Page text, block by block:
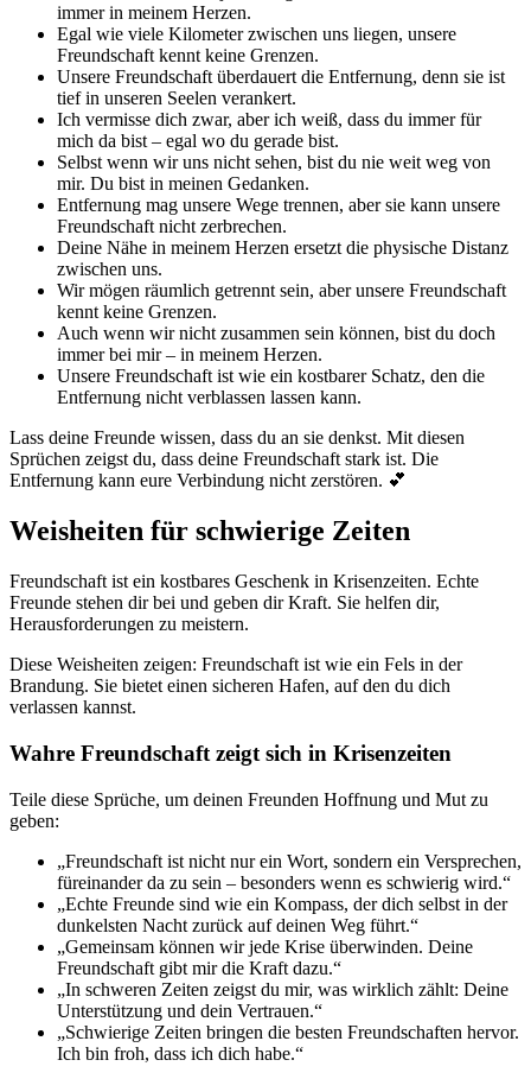
immer in meinem Herzen.
Egal wie viele Kilometer zwischen uns liegen, unsere
Freundschaft kennt keine Grenzen.
Unsere Freundschaft überdauert die Entfernung, denn sie ist
tief in unseren Seelen verankert.
Ich vermisse dich zwar, aber ich weiß, dass du immer für
mich da bist – egal wo du gerade bist.
Selbst wenn wir uns nicht sehen, bist du nie weit weg von
mir. Du bist in meinen Gedanken.
Entfernung mag unsere Wege trennen, aber sie kann unsere
Freundschaft nicht zerbrechen.
Deine Nähe in meinem Herzen ersetzt die physische Distanz
zwischen uns.
Wir mögen räumlich getrennt sein, aber unsere Freundschaft
kennt keine Grenzen.
Auch wenn wir nicht zusammen sein können, bist du doch
immer bei mir – in meinem Herzen.
Unsere Freundschaft ist wie ein kostbarer Schatz, den die
Entfernung nicht verblassen lassen kann.
Lass deine Freunde wissen, dass du an sie denkst. Mit diesen
Sprüchen zeigst du, dass deine Freundschaft stark ist. Die
Entfernung kann eure Verbindung nicht zerstören. 💕
Weisheiten für schwierige Zeiten
Freundschaft ist ein kostbares Geschenk in Krisenzeiten. Echte
Freunde stehen dir bei und geben dir Kraft. Sie helfen dir,
Herausforderungen zu meistern.
Diese Weisheiten zeigen: Freundschaft ist wie ein Fels in der
Brandung. Sie bietet einen sicheren Hafen, auf den du dich
verlassen kannst.
Wahre Freundschaft zeigt sich in Krisenzeiten
Teile diese Sprüche, um deinen Freunden Hoffnung und Mut zu
geben:
„Freundschaft ist nicht nur ein Wort, sondern ein Versprechen,
füreinander da zu sein – besonders wenn es schwierig wird.“
„Echte Freunde sind wie ein Kompass, der dich selbst in der
dunkelsten Nacht zurück auf deinen Weg führt.“
„Gemeinsam können wir jede Krise überwinden. Deine
Freundschaft gibt mir die Kraft dazu.“
„In schweren Zeiten zeigst du mir, was wirklich zählt: Deine
Unterstützung und dein Vertrauen.“
„Schwierige Zeiten bringen die besten Freundschaften hervor.
Ich bin froh, dass ich dich habe.“